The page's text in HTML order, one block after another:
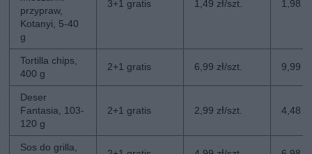
przypraw,
Kotanyi, 5-40
g
3+1 gratis 1,49 zł/szt. 1,98
Tortilla chips,
400 g
2+1 gratis 6,99 zł/szt. 9,99
Deser
Fantasia, 103-
120 g
2+1 gratis 2,99 zł/szt. 4,48
Sos do grilla,